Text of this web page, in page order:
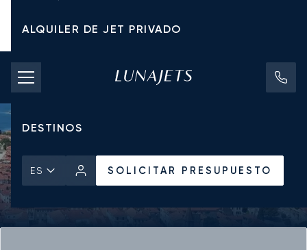
ALQUILER DE JET PRIVADO
TARIFAS DE CHÁRTER
JETS PRIVADOS
DESTINOS
ES SOLICITAR PRESUPUESTO